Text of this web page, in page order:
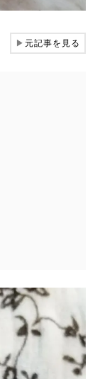
▶元記事を見る